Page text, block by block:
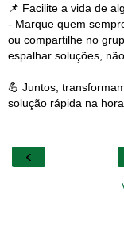
📌 Facilite a vida de
- Marque quem
ou compartilhe no
espalhar soluções,
💪 Juntos,
solução rápida na
‹